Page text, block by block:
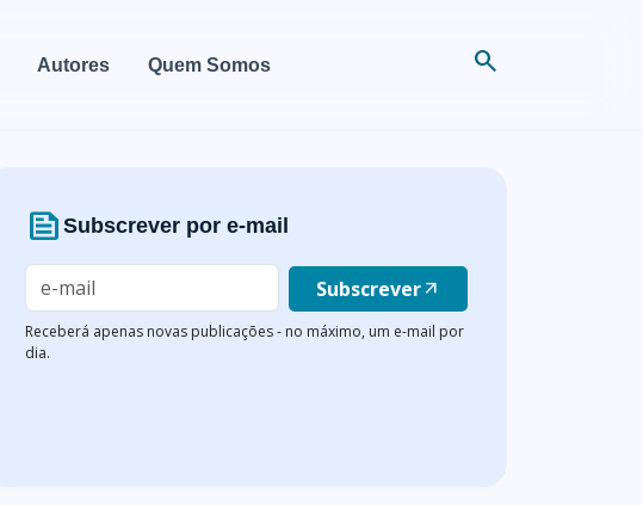
Autores Quem Somos search
news Subscrever por e-mail
Subscrever arrow_outward
Receberá apenas novas publicações - no máximo, um e-mail por
dia.